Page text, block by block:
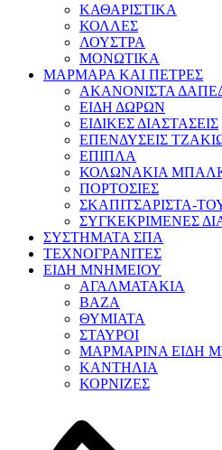
ΚΑΘΑΡΙΣΤΙΚΑ
ΚΟΛΛΕΣ
ΛΟΥΣΤΡΑ
ΜΟΝΩΤΙΚΑ
ΜΑΡΜΑΡΑ ΚΑΙ ΠΕΤΡΕΣ
ΑΚΑΝΟΝΙΣΤΑ
ΕΙΔΗ ΔΩΡΩΝ
ΕΙΔΙΚΕΣ ΔΙΑΣΤΑΣΕΙΣ
ΕΠΕΝΔΥΣΕΙΣ
ΕΠΙΠΛΑ
ΚΟΛΩΝΑΚΙΑ
ΠΟΡΤΟΣΙΕΣ
ΣΚΑΠΙΤΣΑΡΙΣΤΑ-
ΣΥΓΚΕΚΡΙΜΕΝΕΣ
ΣΥΣΤΗΜΑΤΑ ΣΠΑ
ΤΕΧΝΟΓΡΑΝΙΤΕΣ
ΕΙΔΗ ΜΝΗΜΕΙΟΥ
ΑΓΑΛΜΑΤΑΚΙΑ
ΒΑΖΑ
ΘΥΜΙΑΤΑ
ΣΤΑΥΡΟΙ
ΜΑΡΜΑΡΙΝΑ ΕΙΔΗ
ΚΑΝΤΗΛΙΑ
ΚΟΡΝΙΖΕΣ